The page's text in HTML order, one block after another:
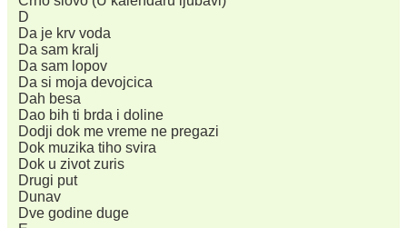
D
Da je krv voda
Da sam kralj
Da sam lopov
Da si moja devojcica
Dah besa
Dao bih ti brda i doline
Dodji dok me vreme ne pregazi
Dok muzika tiho svira
Dok u zivot zuris
Drugi put
Dunav
Dve godine duge